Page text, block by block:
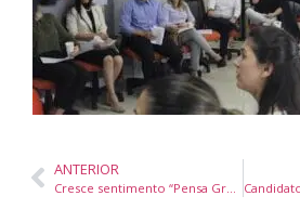
ANTERIOR